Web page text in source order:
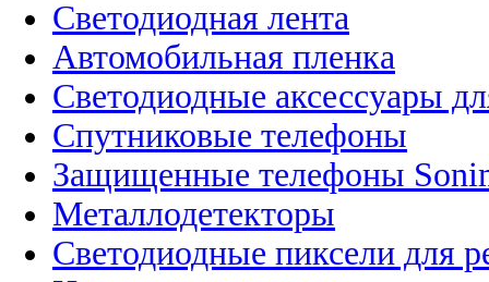
Светодиодная лента
Автомобильная пленка
Светодиодные аксессуары
Спутниковые телефоны
Защищенные телефоны
Металлодетекторы
Светодиодные пиксели для